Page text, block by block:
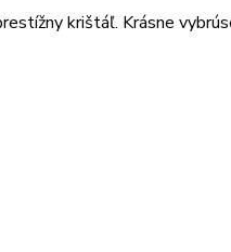
krištáľ. Krásne